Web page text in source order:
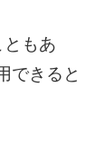
もあ
できると